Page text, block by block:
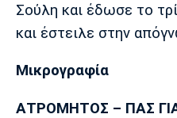
Σούλη και έδωσε το
και έστειλε στην
Μικρογραφία
ΑΤΡΟΜΗΤΟΣ – ΠΑΣ